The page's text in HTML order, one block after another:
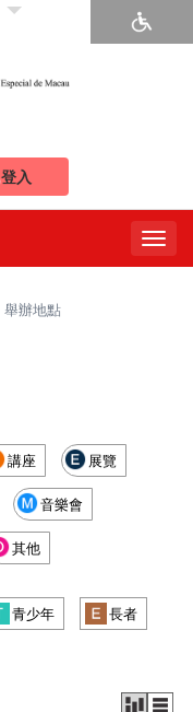
登入
舉辦地點
講座 展覽
音樂會
其他
青少年 長者